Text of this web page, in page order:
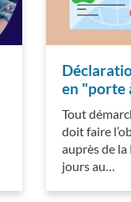
en "porte
Tout
doit faire
auprès de
jours au…